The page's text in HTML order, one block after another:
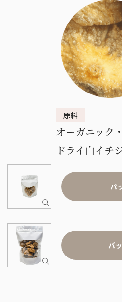
オーガニック・
ドライ白イチ
パ
パ